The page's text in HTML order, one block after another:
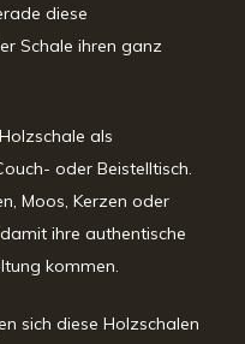
diese
Schale ihren ganz
als
oder Beistelltisch.
Moos, Kerzen oder
ihre authentische
kommen.
sich diese Holzschalen